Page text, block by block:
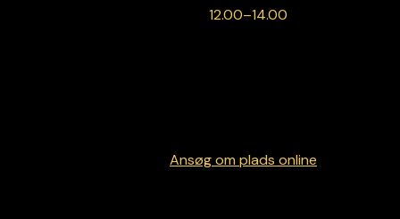
12.00–14.00
Ansøg om plads online